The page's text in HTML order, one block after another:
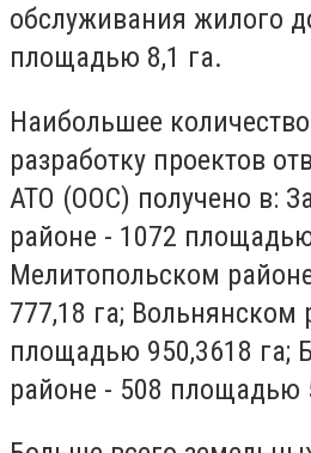
обслуживания жилого
площадью 8,1 га.
Наибольшее
разработку проектов
АТО (ООС) получено в:
районе - 1072
Мелитопольском
777,18 га; Вольнянском
площадью 950,3618 га;
районе - 508 площадью